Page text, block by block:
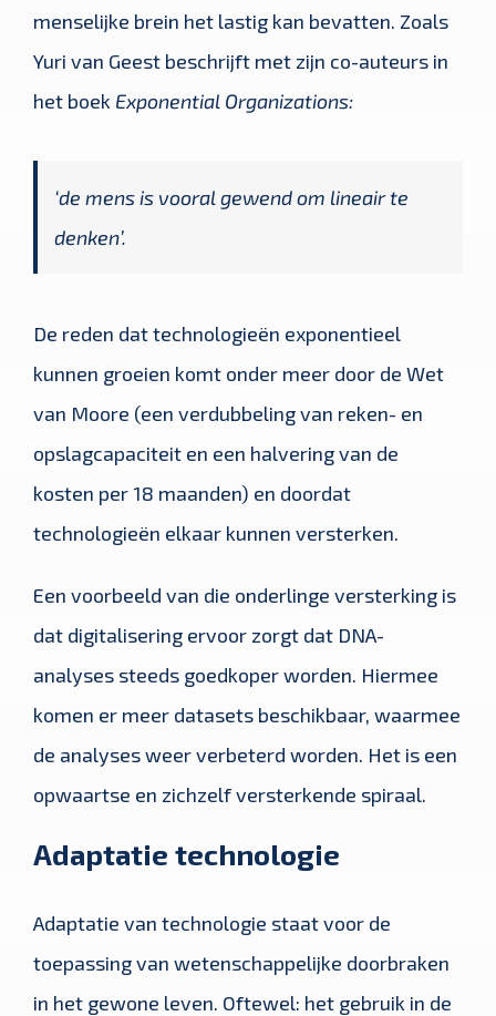
menselijke brein het lastig kan bevatten. Zoals
Yuri van Geest beschrijft met zijn co-auteurs in
het boek Exponential Organizations:
‘de mens is vooral gewend om lineair te
denken’.
De reden dat technologieën exponentieel
kunnen groeien komt onder meer door de Wet
van Moore (een verdubbeling van reken- en
opslagcapaciteit en een halvering van de
kosten per 18 maanden) en doordat
technologieën elkaar kunnen versterken.
Een voorbeeld van die onderlinge versterking is
dat digitalisering ervoor zorgt dat DNA-
analyses steeds goedkoper worden. Hiermee
komen er meer datasets beschikbaar, waarmee
de analyses weer verbeterd worden. Het is een
opwaartse en zichzelf versterkende spiraal.
Adaptatie technologie
Adaptatie van technologie staat voor de
toepassing van wetenschappelijke doorbraken
in het gewone leven. Oftewel: het gebruik in de